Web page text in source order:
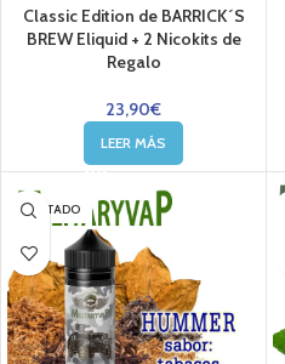
Classic Edition de BARRICK´S
BREW Eliquid + 2 Nicokits de
Regalo
23,90€
LEER MÁS
AGOTADO